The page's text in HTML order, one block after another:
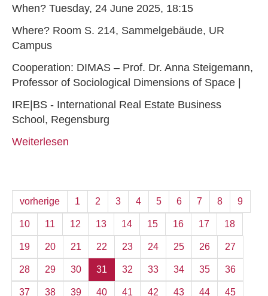
When? Tuesday, 24 June 2025, 18:15
Where? Room S. 214, Sammelgebäude, UR
Campus
Cooperation: DIMAS – Prof. Dr. Anna Steigemann,
Professor of Sociological Dimensions of Space |
IRE|BS - International Real Estate Business
School, Regensburg
Weiterlesen
vorherige 1 2 3 4 5 6 7 8 9
10 11 12 13 14 15 16 17 18
19 20 21 22 23 24 25 26 27
28 29 30 31 32 33 34 35 36
37 38 39 40 41 42 43 44 45